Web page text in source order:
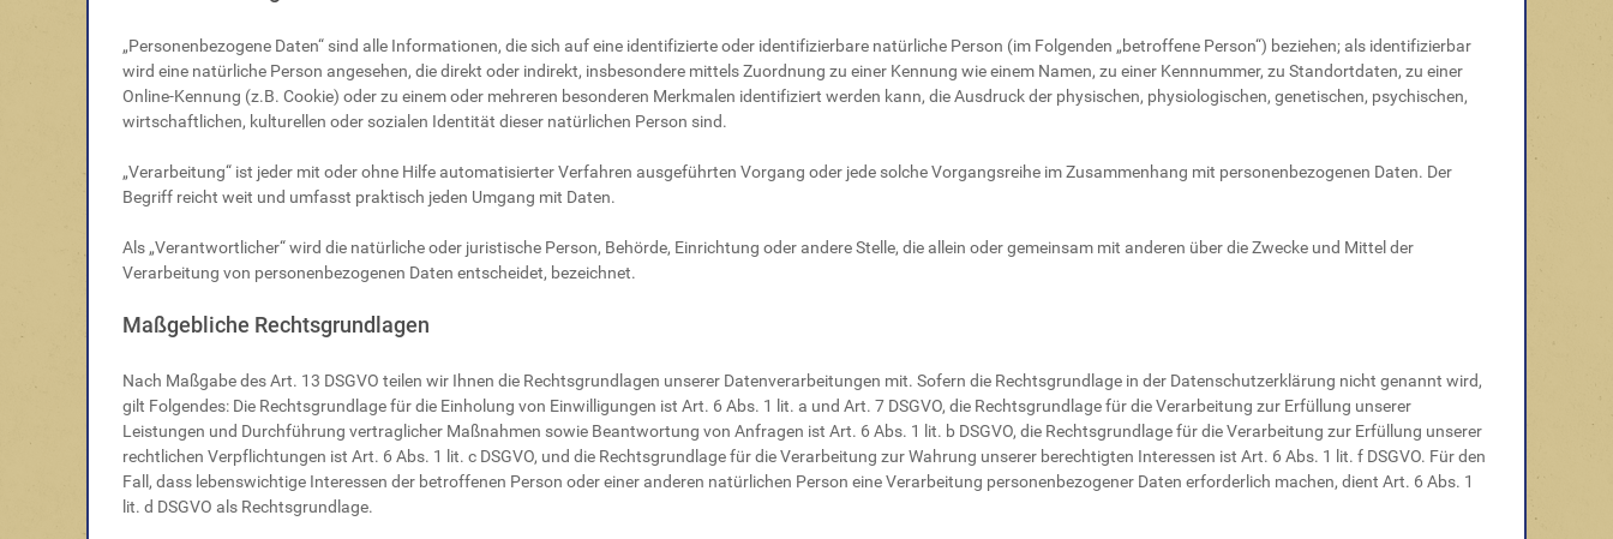
„Personenbezogene Daten“ sind alle Informationen, die sich auf eine identifizierte oder identifizierbare natürliche Person (im Folgenden „betroffene Person“) beziehen; als identifizierbar
wird eine natürliche Person angesehen, die direkt oder indirekt, insbesondere mittels Zuordnung zu einer Kennung wie einem Namen, zu einer Kennnummer, zu Standortdaten, zu einer
Online-Kennung (z.B. Cookie) oder zu einem oder mehreren besonderen Merkmalen identifiziert werden kann, die Ausdruck der physischen, physiologischen, genetischen, psychischen,
wirtschaftlichen, kulturellen oder sozialen Identität dieser natürlichen Person sind.
„Verarbeitung“ ist jeder mit oder ohne Hilfe automatisierter Verfahren ausgeführten Vorgang oder jede solche Vorgangsreihe im Zusammenhang mit personenbezogenen Daten. Der
Begriff reicht weit und umfasst praktisch jeden Umgang mit Daten.
Als „Verantwortlicher“ wird die natürliche oder juristische Person, Behörde, Einrichtung oder andere Stelle, die allein oder gemeinsam mit anderen über die Zwecke und Mittel der
Verarbeitung von personenbezogenen Daten entscheidet, bezeichnet.
Maßgebliche Rechtsgrundlagen
Nach Maßgabe des Art. 13 DSGVO teilen wir Ihnen die Rechtsgrundlagen unserer Datenverarbeitungen mit. Sofern die Rechtsgrundlage in der Datenschutzerklärung nicht genannt wird,
gilt Folgendes: Die Rechtsgrundlage für die Einholung von Einwilligungen ist Art. 6 Abs. 1 lit. a und Art. 7 DSGVO, die Rechtsgrundlage für die Verarbeitung zur Erfüllung unserer
Leistungen und Durchführung vertraglicher Maßnahmen sowie Beantwortung von Anfragen ist Art. 6 Abs. 1 lit. b DSGVO, die Rechtsgrundlage für die Verarbeitung zur Erfüllung unserer
rechtlichen Verpflichtungen ist Art. 6 Abs. 1 lit. c DSGVO, und die Rechtsgrundlage für die Verarbeitung zur Wahrung unserer berechtigten Interessen ist Art. 6 Abs. 1 lit. f DSGVO. Für den
Fall, dass lebenswichtige Interessen der betroffenen Person oder einer anderen natürlichen Person eine Verarbeitung personenbezogener Daten erforderlich machen, dient Art. 6 Abs. 1
lit. d DSGVO als Rechtsgrundlage.